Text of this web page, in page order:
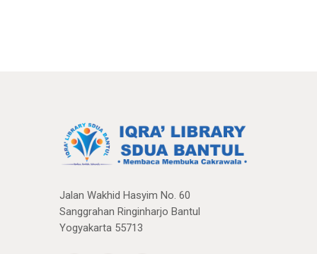
Jalan Wakhid Hasyim No. 60
Sanggrahan Ringinharjo Bantul
Yogyakarta 55713